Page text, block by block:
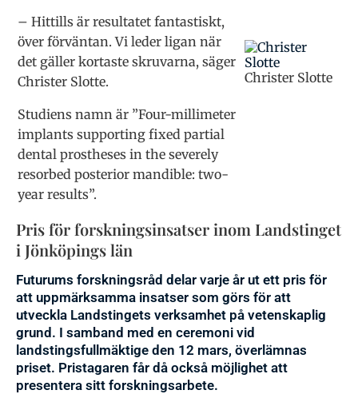
– Hittills är resultatet fantastiskt,
över förväntan. Vi leder ligan när
det gäller kortaste skruvarna, säger
Christer Slotte.
Studiens namn är ”Four-millimeter
implants supporting fixed partial
dental prostheses in the severely
resorbed posterior mandible: two-
year results”.
Christer Slotte
Pris för forskningsinsatser inom Landstinget
i Jönköpings län
Futurums forskningsråd delar varje år ut ett pris för
att uppmärksamma insatser som görs för att
utveckla Landstingets verksamhet på vetenskaplig
grund. I samband med en ceremoni vid
landstingsfullmäktige den 12 mars, överlämnas
priset. Pristagaren får då också möjlighet att
presentera sitt forskningsarbete.